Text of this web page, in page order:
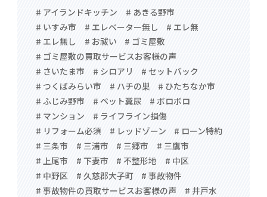
# アイランドキッチン
# あきる野市
# いすみ市
# エレベーター無し
# エレ無
# エレ無し
# お祓い
# ゴミ屋敷
# ゴミ屋敷の買取サービスお客様の声
# さいたま市
# シロアリ
# セットバック
# つくばみらい市
# ハチの巣
# ひたちなか市
# ふじみ野市
# ペット糞尿
# ボロボロ
# マンション
# ライフライン損傷
# リフォーム必須
# レッドゾーン
# ローン特約
# 三条市
# 三浦市 # 三郷市
# 三鷹市
# 上尾市
# 下妻市 # 不整形地
# 中区
# 中野区
# 久慈郡大子町
# 事故物件
# 事故物件の買取サービスお客様の声
# 井戸水